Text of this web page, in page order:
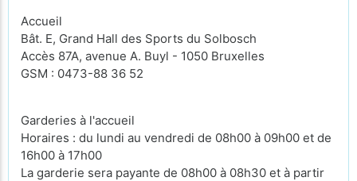
Accueil
Bât. E, Grand Hall des Sports du Solbosch
Accès 87A, avenue A. Buyl - 1050 Bruxelles
GSM : 0473-88 36 52
Garderies à l'accueil
Horaires : du lundi au vendredi de 08h00 à 09h00 et de
16h00 à 17h00
La garderie sera payante de 08h00 à 08h30 et à partir